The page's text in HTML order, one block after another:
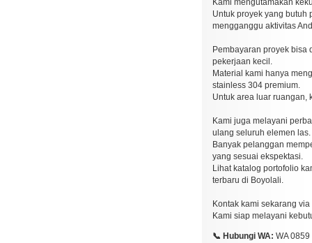
Kami mengutamakan
Untuk proyek yang butuh
mengganggu aktivitas
Pembayaran proyek bisa
pekerjaan kecil.
Material kami hanya
stainless 304 premium.
Untuk area luar ruangan,
Kami juga melayani
ulang seluruh elemen las.
Banyak pelanggan
yang sesuai ekspektasi.
Lihat katalog portofolio
terbaru di Boyolali.
Kontak kami sekarang
Kami siap melayani
📞 Hubungi WA: WA